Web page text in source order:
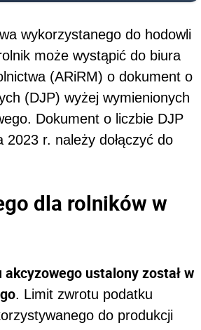
wykorzystanego do hodowli
może wystąpić do biura
(ARiRM) o dokument o
(DJP) wyżej wymienionych
Dokument o liczbie DJP
r. należy dołączyć do
dla rolników w
ustalony został w
. Limit zwrotu podatku
do produkcji